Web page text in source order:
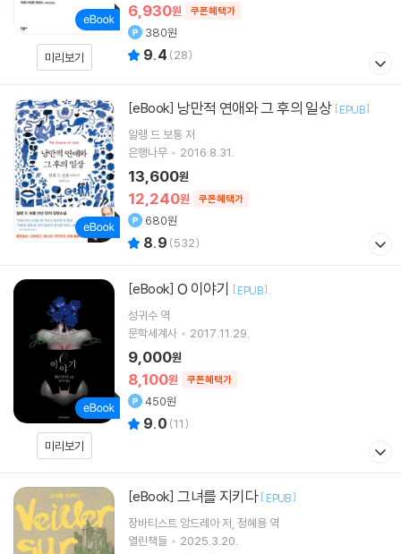
미리보기
6,930원 쿠폰혜택가
380원
9.4 (28)
[eBook] 낭만적 연애와 그 후의 일상 [EPUB]
알랭 드 보통저
은행나무
2016.8.31.
12,240원 쿠폰혜택가
13,600원
680원
8.9 (532)
미리보기
[eBook] O 이야기 [EPUB]
성귀수 역
문학세계사
2017.11.29.
8,100원 쿠폰혜택가
9,000원
450원
9.0 (11)
[eBook] 그녀를 지키다 [ EPUB]
장바티스트 앙드레아저 정혜용 역
열린책들
2025.3.20.